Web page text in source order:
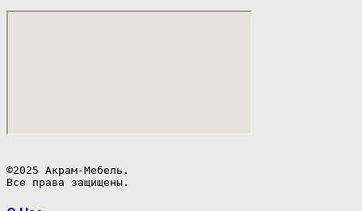
©2025 Акрам-Мебель.
Все права защищены.